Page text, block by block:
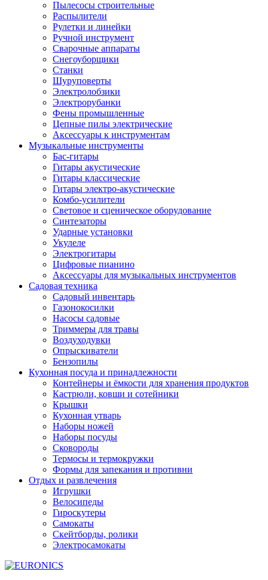
Пылесосы строительные
Распылители
Рулетки и линейки
Ручной инструмент
Сварочные аппараты
Снегоуборщики
Станки
Шуруповерты
Электролобзики
Электрорубанки
Фены промышленные
Цепные пилы электрические
Аксессуары к инструментам
Музыкальные инструменты
Бас-гитары
Гитары акустические
Гитары классические
Гитары электро-акустические
Комбо-усилители
Световое и сценическое оборудование
Синтезаторы
Ударные установки
Укулеле
Электрогитары
Цифровые пианино
Аксессуары для музыкальных инструментов
Садовая техника
Садовый инвентарь
Газонокосилки
Насосы садовые
Триммеры для травы
Воздуходувки
Опрыскиватели
Бензопилы
Кухонная посуда и принадлежности
Контейнеры и ёмкости для хранения продуктов
Кастрюли, ковши и сотейники
Крышки
Кухонная утварь
Наборы ножей
Наборы посуды
Сковороды
Термосы и термокружки
Формы для запекания и противни
Отдых и развлечения
Игрушки
Велосипеды
Гироскутеры
Самокаты
Скейтборды, ролики
Электросамокаты